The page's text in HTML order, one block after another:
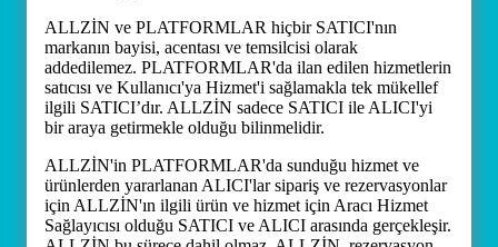
ALLZİN ve PLATFORMLAR hiçbir SATICI'nın
markanın bayisi, acentası ve temsilcisi olarak
addedilemez. PLATFORMLAR'da ilan edilen hizmetlerin
satıcısı ve Kullanıcı'ya Hizmet'i sağlamakla tek mükellef
ilgili SATICI’dır. ALLZİN sadece SATICI ile ALICI'yi
bir araya getirmekle olduğu bilinmelidir.
ALLZİN'in PLATFORMLAR'da sunduğu hizmet ve
ürünlerden yararlanan ALICI'lar sipariş ve rezervasyonlar
için ALLZİN'ın ilgili ürün ve hizmet için Aracı Hizmet
Sağlayıcısı olduğu SATICI ve ALICI arasında gerçekleşir.